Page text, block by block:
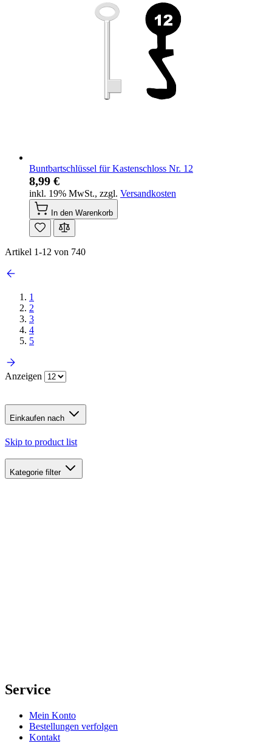
Buntbartschlüssel für Kastenschloss Nr. 12
8,99 €
inkl. 19% MwSt., zzgl. Versandkosten
In den Warenkorb
Artikel 1-12 von 740
1
2
3
4
5
Anzeigen
Einkaufen nach
Skip to product list
Kategorie filter
Service
Mein Konto
Bestellungen verfolgen
Kontakt